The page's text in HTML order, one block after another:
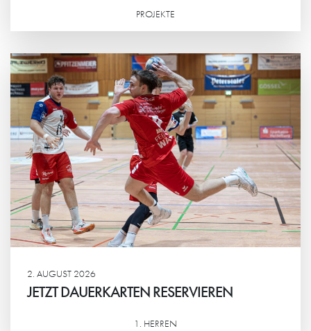
PROJEKTE
2. AUGUST 2026
JETZT DAUERKARTEN RESERVIEREN
1. HERREN